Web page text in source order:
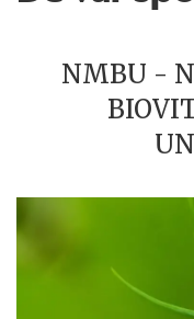
NMBU -